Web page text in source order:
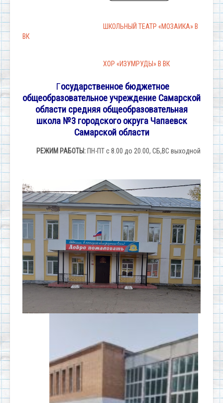
ШКОЛЬНЫЙ ТЕАТР «МОЗАИКА» В
ВК
ХОР «ИЗУМРУДЫ» В ВК
Государственное бюджетное
общеобразовательное учреждение Самарской
области средняя общеобразовательная
школа №3 городского округа Чапаевск
Самарской области
РЕЖИМ РАБОТЫ: ПН-ПТ с 8.00 до 20.00, СБ,ВС выходной